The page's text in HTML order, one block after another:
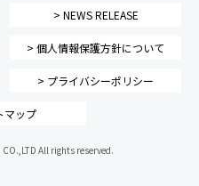
> NEWS RELEASE
> 個人情報保護方針について
> プライバシーポリシー
マップ
All rights reserved.